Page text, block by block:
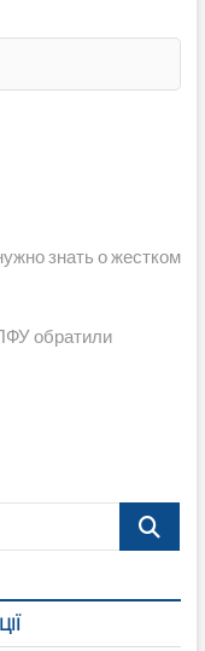
знать о жестком
обратили
Поиск…